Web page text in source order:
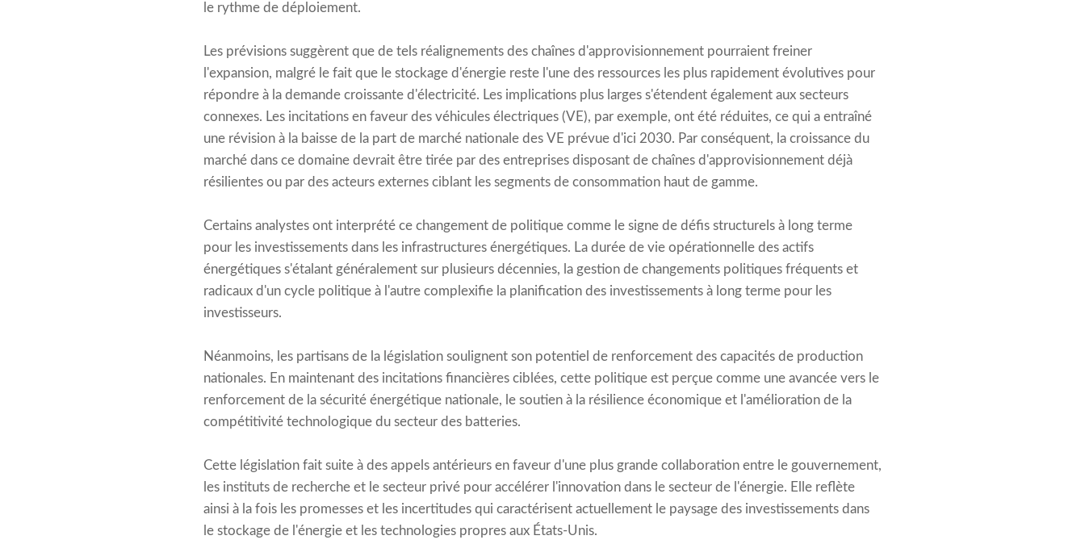
le rythme de déploiement.
Les prévisions suggèrent que de tels réalignements des chaînes d'approvisionnement pourraient freiner
l'expansion, malgré le fait que le stockage d'énergie reste l'une des ressources les plus rapidement évolutives pour
répondre à la demande croissante d'électricité. Les implications plus larges s'étendent également aux secteurs
connexes. Les incitations en faveur des véhicules électriques (VE), par exemple, ont été réduites, ce qui a entraîné
une révision à la baisse de la part de marché nationale des VE prévue d'ici 2030. Par conséquent, la croissance du
marché dans ce domaine devrait être tirée par des entreprises disposant de chaînes d'approvisionnement déjà
résilientes ou par des acteurs externes ciblant les segments de consommation haut de gamme.
Certains analystes ont interprété ce changement de politique comme le signe de défis structurels à long terme
pour les investissements dans les infrastructures énergétiques. La durée de vie opérationnelle des actifs
énergétiques s'étalant généralement sur plusieurs décennies, la gestion de changements politiques fréquents et
radicaux d'un cycle politique à l'autre complexifie la planification des investissements à long terme pour les
investisseurs.
Néanmoins, les partisans de la législation soulignent son potentiel de renforcement des capacités de production
nationales. En maintenant des incitations financières ciblées, cette politique est perçue comme une avancée vers le
renforcement de la sécurité énergétique nationale, le soutien à la résilience économique et l'amélioration de la
compétitivité technologique du secteur des batteries.
Cette législation fait suite à des appels antérieurs en faveur d'une plus grande collaboration entre le gouvernement,
les instituts de recherche et le secteur privé pour accélérer l'innovation dans le secteur de l'énergie. Elle reflète
ainsi à la fois les promesses et les incertitudes qui caractérisent actuellement le paysage des investissements dans
le stockage de l'énergie et les technologies propres aux États-Unis.